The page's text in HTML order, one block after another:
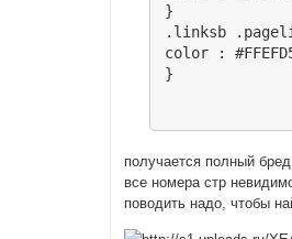
}
.linksb
color :
}
получается полный бред
все номера стр
поводить надо, чтобы